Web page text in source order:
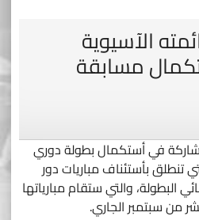
الآسيوية
مسابقة
في أستكمال بطولة دوري
للعام 2020، والتي تنطلق بأستئناف مباريات دور
والتي ستقام مبارياتها
من سبتمبر الجاري.